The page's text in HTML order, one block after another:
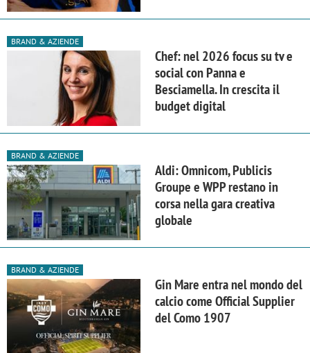
BRAND & AZIENDE
Chef: nel 2026 focus su tv e
social con Panna e
Besciamella. In crescita il
budget digital
BRAND & AZIENDE
Aldi: Omnicom, Publicis
Groupe e WPP restano in
corsa nella gara creativa
globale
BRAND & AZIENDE
Gin Mare entra nel mondo del
calcio come Official Supplier
del Como 1907